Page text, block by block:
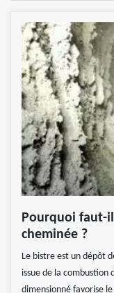
Pourquoi faut-
cheminée ?
Le bistre est un dépôt
issue de la combustion
dimensionné favorise